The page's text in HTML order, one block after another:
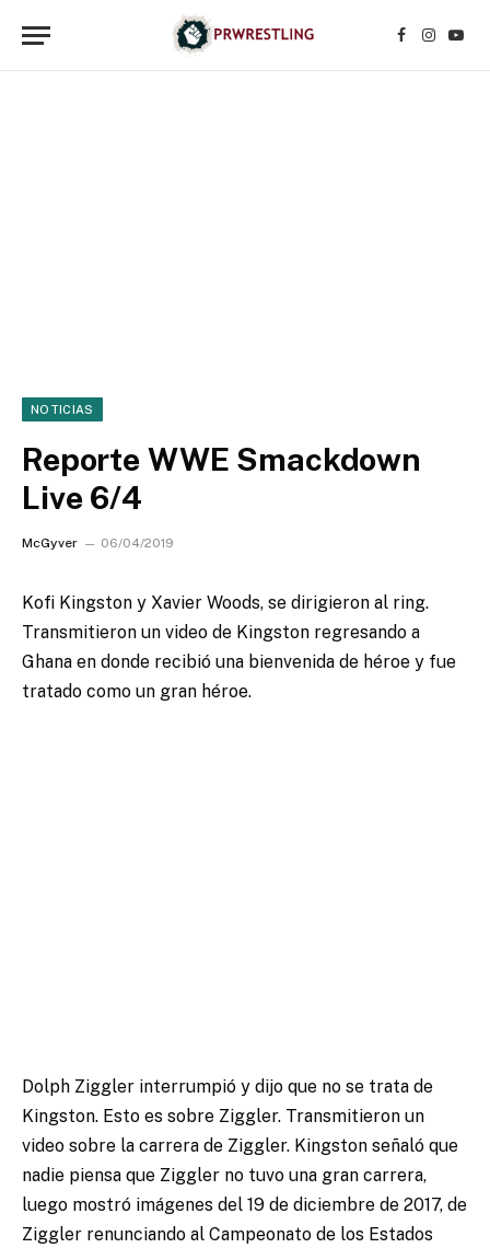
Facebook
NOTICIAS
Reporte WWE Smackdown
Live 6/4
McGyver 06/04/2019
Kofi Kingston y Xavier Woods, se dirigieron al ring.
Transmitieron un video de Kingston regresando a
Ghana en donde recibió una bienvenida de héroe y fue
tratado como un gran héroe.
Dolph Ziggler interrumpió y dijo que no se trata de
Kingston. Esto es sobre Ziggler. Transmitieron un
video sobre la carrera de Ziggler. Kingston señaló que
nadie piensa que Ziggler no tuvo una gran carrera,
luego mostró imágenes del 19 de diciembre de 2017, de
Ziggler renunciando al Campeonato de los Estados